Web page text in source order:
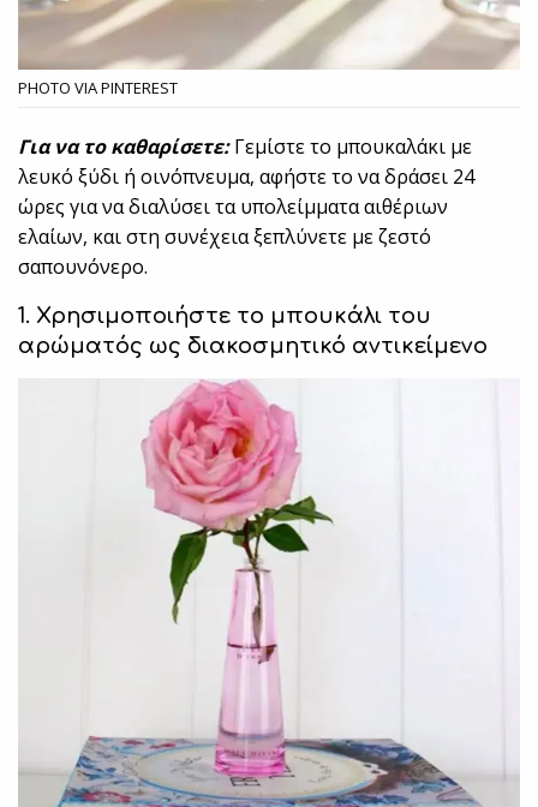
PHOTO VIA PINTEREST
Για να το καθαρίσετε:Γεμίστε το μπουκαλάκι με
λευκό ξύδι ή οινόπνευμα, αφήστε το να δράσει 24
ώρες για να διαλύσει τα υπολείμματα αιθέριων
ελαίων, και στη συνέχεια ξεπλύνετε με ζεστό
σαπουνόνερο.
1. Χρησιμοποιήστε το μπουκάλι του
αρώματός ως διακοσμητικό αντικείμενο